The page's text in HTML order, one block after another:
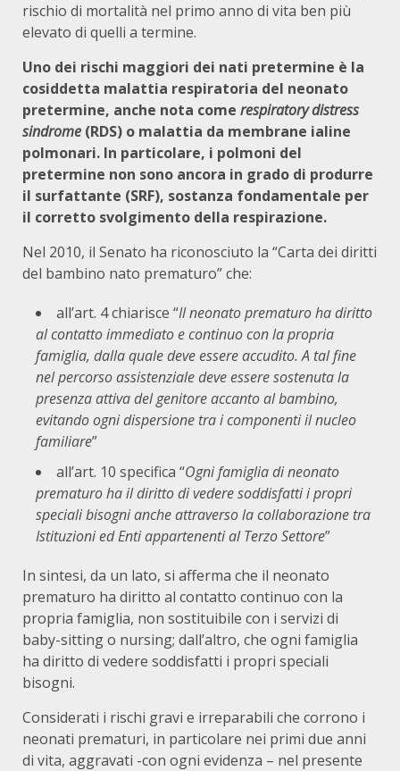
rischio di mortalità nel primo anno di vita ben più
elevato di quelli a termine.
Uno dei rischi maggiori dei nati pretermine è la
cosiddetta malattia respiratoria del neonato
pretermine, anche nota come respiratory distress
sindrome (RDS) o malattia da membrane ialine
polmonari. In particolare, i polmoni del
pretermine non sono ancora in grado di produrre
il surfattante (SRF), sostanza fondamentale per
il corretto svolgimento della respirazione.
Nel 2010, il Senato ha riconosciuto la “Carta dei diritti
del bambino nato prematuro” che:
all’art. 4 chiarisce “Il neonato prematuro ha diritto
al contatto immediato e continuo con la propria
famiglia, dalla quale deve essere accudito. A tal fine
nel percorso assistenziale deve essere sostenuta la
presenza attiva del genitore accanto al bambino,
evitando ogni dispersione tra i componenti il nucleo
familiare”
all’art. 10 specifica “Ogni famiglia di neonato
prematuro ha il diritto di vedere soddisfatti i propri
speciali bisogni anche attraverso la collaborazione tra
Istituzioni ed Enti appartenenti al Terzo Settore”
In sintesi, da un lato, si afferma che il neonato
prematuro ha diritto al contatto continuo con la
propria famiglia, non sostituibile con i servizi di
baby-sitting o nursing; dall’altro, che ogni famiglia
ha diritto di vedere soddisfatti i propri speciali
bisogni.
Considerati i rischi gravi e irreparabili che corrono i
neonati prematuri, in particolare nei primi due anni
di vita, aggravati -con ogni evidenza – nel presente